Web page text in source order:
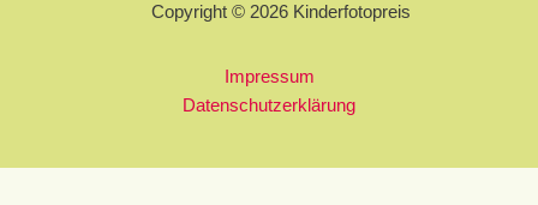
Copyright © 2026 Kinderfotopreis
Impressum
Datenschutzerklärung